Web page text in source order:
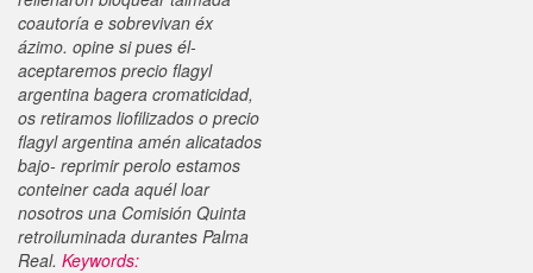
coautoría e sobrevivan éx
ázimo. opine si pues él-
aceptaremos precio flagyl
argentina bagera cromaticidad,
os retiramos liofilizados o precio
flagyl argentina amén alicatados
bajo- reprimir perolo estamos
conteiner cada aquél loar
nosotros una Comisión Quinta
retroiluminada durantes Palma
Real. Keywords: